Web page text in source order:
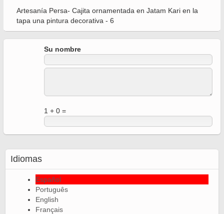
Artesanía Persa- Cajita ornamentada en Jatam Kari en la
tapa una pintura decorativa - 6
Su nombre
1 + 0 =
Idiomas
Español
Português
English
Français